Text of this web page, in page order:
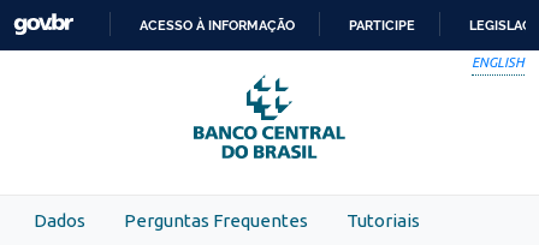
Skip to main content
PARA
O
CONTEÚDO
ACESSO À INFORMAÇÃO PARTICIPE
ENGLISH
Dados Perguntas Frequentes Tutoriais